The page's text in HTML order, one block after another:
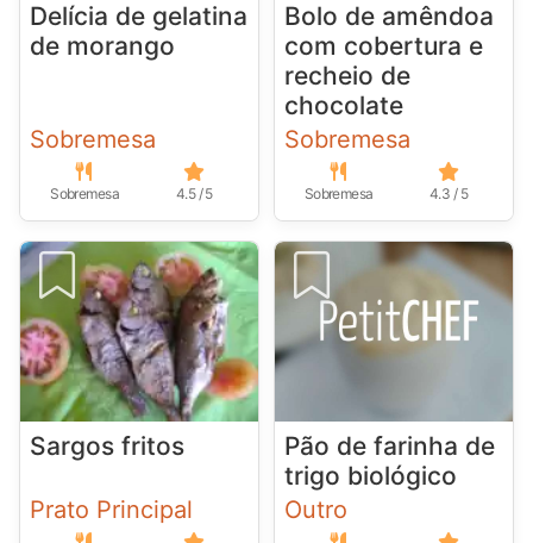
Delícia de gelatina
de morango
Sobremesa
Sobremesa 4.5 / 5
Bolo de amêndoa
com cobertura e
recheio de
chocolate
Sobremesa
Sobremesa 4.3 / 5
Sargos fritos
Prato Principal
Pão de farinha de
trigo biológico
Outro